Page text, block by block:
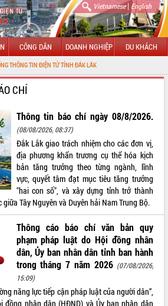
Vietnamese| English
CÔNG DÂN DOANH NGHIỆP DU KHÁCH
TIN ĐIỆN TỬ TỈNH ĐẮK LẮK
CHÍ
Thông tin báo chí ngày 08/8/2026.
(08/08/2026, 08:37)
Đắk Lắk giao trách nhiệm cho các đơn vị,
địa phương khẩn trương cụ thể hóa kịch
bản tăng trưởng theo từng ngành, lĩnh
vực, quyết tâm đạt mục tiêu tăng trưởng
"hai con số", và xây dựng tỉnh trở thành
Tây Nguyên và Duyên hải Nam Trung Bộ.
Thông cáo báo chí văn bản quy
phạm pháp luật do Hội đồng nhân
dân, Ủy ban nhân dân tỉnh ban hành
trong tháng 7 năm 2026 (07/08/2026,
15:09)
năng lực tiếp cận pháp luật của người dân”,
đồng nhân dân (HĐND) và Ủy ban nhân dân